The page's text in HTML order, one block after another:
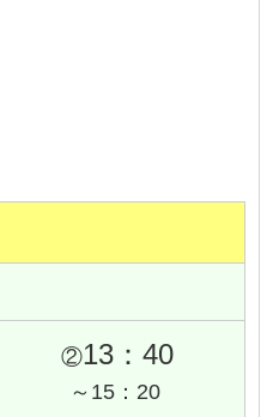
②13：40
～15：20